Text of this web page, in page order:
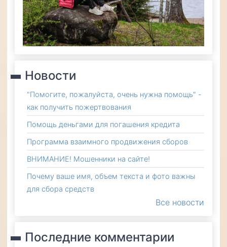
Новости
"Помогите, пожалуйста, очень нужна помощь" -
как получить пожертвования
Помощь деньгами для погашения кредита
Программа взаимного продвижения сборов
ВНИМАНИЕ! Мошенники на сайте!
Почему ваше имя, объем текста и фото важны
для сбора средств
Все новости
Последние комментарии